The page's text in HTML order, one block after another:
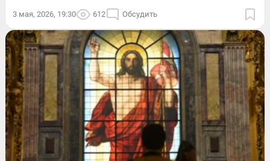
3 мая, 2026, 19:30 612 Обсудить